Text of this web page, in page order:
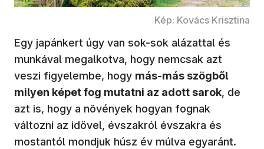
Kép: Kovács Krisztina
Egy japánkert úgy van sok-sok alázattal és
munkával megalkotva, hogy nemcsak azt
veszi figyelembe, hogy más-más szögből
milyen képet fog mutatni az adott sarok, de
azt is, hogy a növények hogyan fognak
változni az idővel, évszakról évszakra és
mostantól mondjuk húsz év múlva egyaránt.